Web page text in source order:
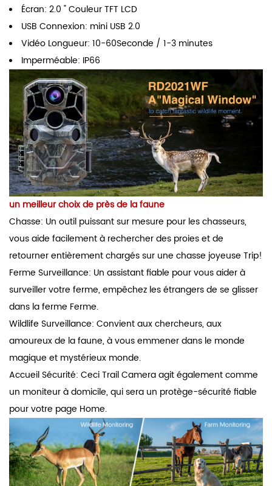
Écran: 2.0 " Couleur TFT LCD
USB Connexion: mini USB 2.0
Vidéo Longueur: 10-60Seconde / 1-3 minutes
Imperméable: IP66
un meilleur choix de près de la faune
Chasse: Un outil puissant sur mesure pour les chasseurs,
vous aide facilement à rechercher des proies et de
retourner entièrement chargés sur une chasse joyeuse Trip!
Ferme Surveillance: Un assistant fiable pour vous aider à
surveiller votre ferme, empêchez les étrangers de se glisser
dans la ferme Ferme.
Wildlife Surveillance: Convient aux chercheurs, aux
amoureux de la faune, à vous emmener dans le monde
magique et mystérieux monde.
Accueil Sécurité: Ceci Trail Camera agit également comme
un moniteur à domicile, qui sera un protège-sécurité fiable
pour votre page Home.